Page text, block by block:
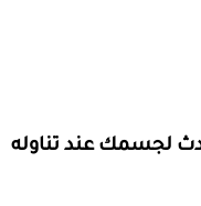
لجسمك عند تناوله